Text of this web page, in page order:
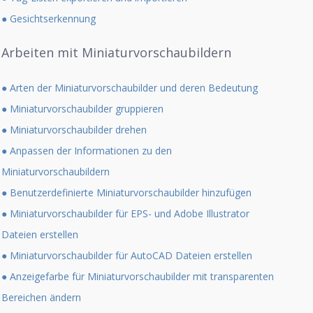
● Gesichtserkennung
Arbeiten mit Miniaturvorschaubildern
● Arten der Miniaturvorschaubilder und deren Bedeutung
● Miniaturvorschaubilder gruppieren
● Miniaturvorschaubilder drehen
● Anpassen der Informationen zu den
Miniaturvorschaubildern
● Benutzerdefinierte Miniaturvorschaubilder hinzufügen
● Miniaturvorschaubilder für EPS- und Adobe Illustrator
Dateien erstellen
● Miniaturvorschaubilder für AutoCAD Dateien erstellen
● Anzeigefarbe für Miniaturvorschaubilder mit transparenten
Bereichen ändern